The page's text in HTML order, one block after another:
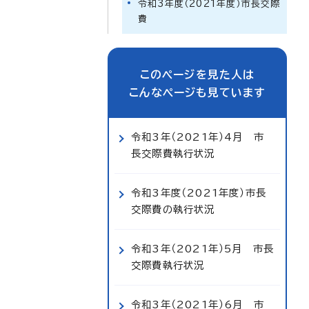
令和3年度（2021年度）市長交際
費
このページを見た人は
こんなページも見ています
令和3年（2021年）4月 市
長交際費執行状況
令和3年度（2021年度）市長
交際費の執行状況
令和3年（2021年）5月 市長
交際費執行状況
令和3年（2021年）6月 市